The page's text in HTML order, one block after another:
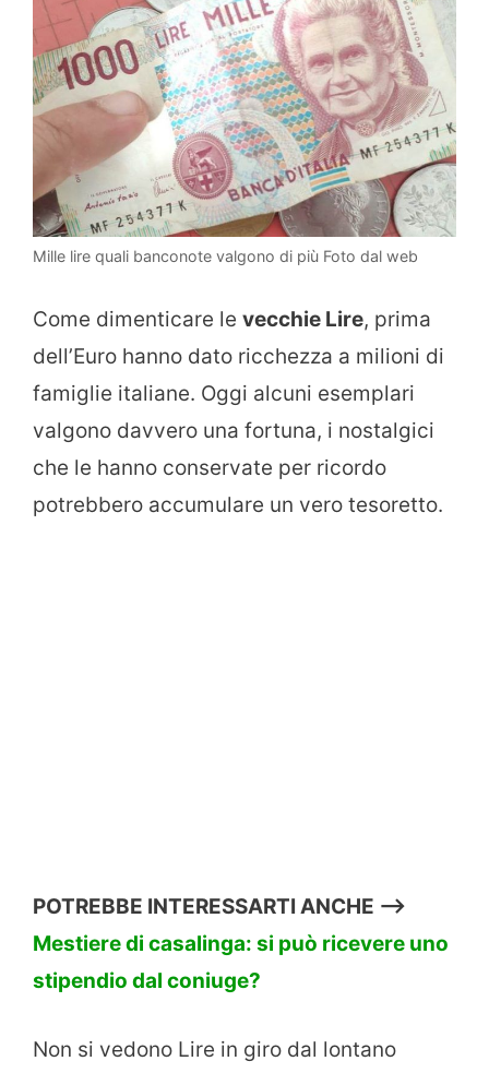
Mille lire quali banconote valgono di più Foto dal web
Come dimenticare le vecchie Lire, prima
dell’Euro hanno dato ricchezza a milioni di
famiglie italiane. Oggi alcuni esemplari
valgono davvero una fortuna, i nostalgici
che le hanno conservate per ricordo
potrebbero accumulare un vero tesoretto.
POTREBBE INTERESSARTI ANCHE —>
Mestiere di casalinga: si può ricevere uno
stipendio dal coniuge?
Non si vedono Lire in giro dal lontano